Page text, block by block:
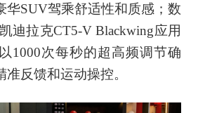
华SUV驾乘舒适性和质感；数
迪拉克CT5-V Blackwing应用
1000次每秒的超高频调节确
反馈和运动操控。